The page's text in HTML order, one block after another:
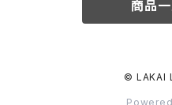
商品
© LAKAI